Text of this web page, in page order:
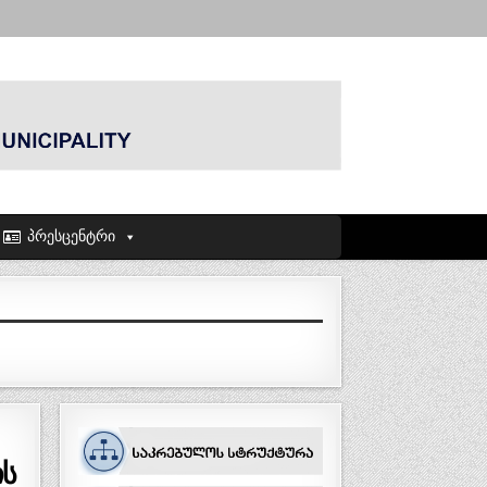
პრესცენტრი